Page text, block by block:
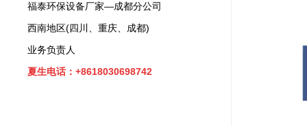
福泰环保设备厂家—成都分公司
西南地区(四川、重庆、成都)
业务负责人
夏生电话：+8618030698742